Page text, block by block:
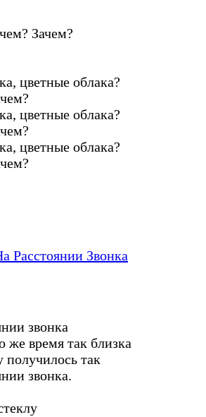
Зачем?
цветные облака?
цветные облака?
цветные облака?
Расстоянии Звонка
звонка
же время так близка
так
звонка.